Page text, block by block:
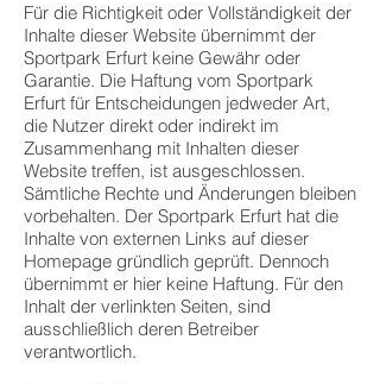
Für die Richtigkeit oder Vollständigkeit der
Inhalte dieser Website übernimmt der
Sportpark Erfurt keine Gewähr oder
Garantie. Die Haftung vom Sportpark
Erfurt für Entscheidungen jedweder Art,
die Nutzer direkt oder indirekt im
Zusammenhang mit Inhalten dieser
Website treffen, ist ausgeschlossen.
Sämtliche Rechte und Änderungen bleiben
vorbehalten. Der Sportpark Erfurt hat die
Inhalte von externen Links auf dieser
Homepage gründlich geprüft. Dennoch
übernimmt er hier keine Haftung. Für den
Inhalt der verlinkten Seiten, sind
ausschließlich deren Betreiber
verantwortlich.